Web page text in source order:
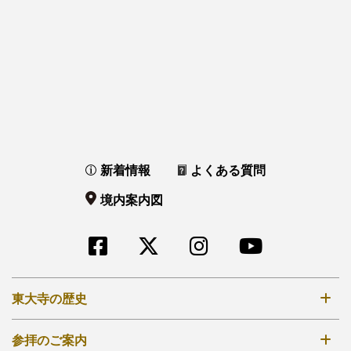
新着情報
よくある質問
境内案内図
東大寺の歴史
奈良時代創建
参拝のご案内